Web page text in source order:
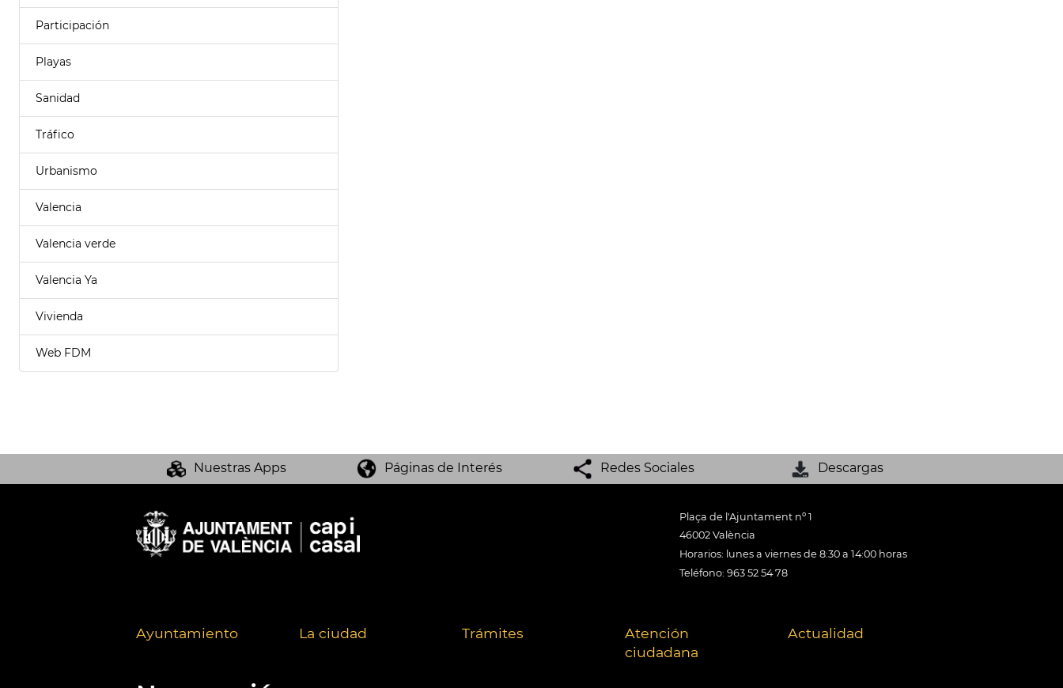
Participación
Playas
Sanidad
Tráfico
Urbanismo
Valencia
Valencia verde
Valencia Ya
Vivienda
Web FDM
Nuestras Apps Páginas de Interés Redes Sociales Descargas
Plaça de l'Ajuntament nº 1
46002 València
Horarios: lunes a viernes de 8:30 a 14:00 horas
Teléfono: 963 52 54 78
Ayuntamiento La ciudad Trámites
Atención
ciudadana
Actualidad